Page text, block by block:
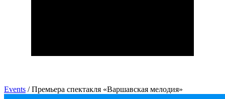
Events / Премьера спектакля «Варшавская мелодия»